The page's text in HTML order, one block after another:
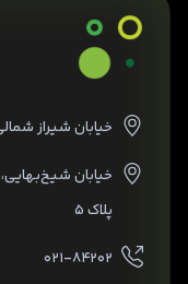
خیابان شیراز
خیابان
پلاک ۵
۰۲۱-۸۴۲۰۲